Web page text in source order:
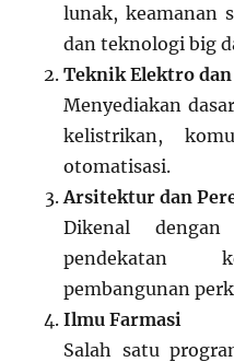
lunak, keamanan
dan teknologi big
Teknik Elektro
Menyediakan
kelistrikan,
otomatisasi.
Arsitektur dan
Dikenal
pendekatan
pembangunan
Ilmu Farmasi
Salah satu